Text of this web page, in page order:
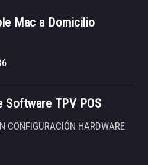
Mac a Domicilio
Software TPV POS
CONFIGURACIÓN HARDWARE